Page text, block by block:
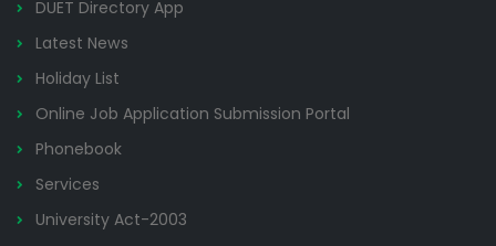
DUET Directory App
Latest News
Holiday List
Online Job Application Submission Portal
Phonebook
Services
University Act-2003